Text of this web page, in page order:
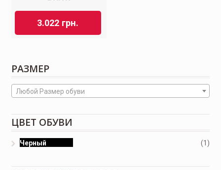
3.022 грн.
РАЗМЕР
Любой Размер обуви
ЦВЕТ ОБУВИ
Черный (1)